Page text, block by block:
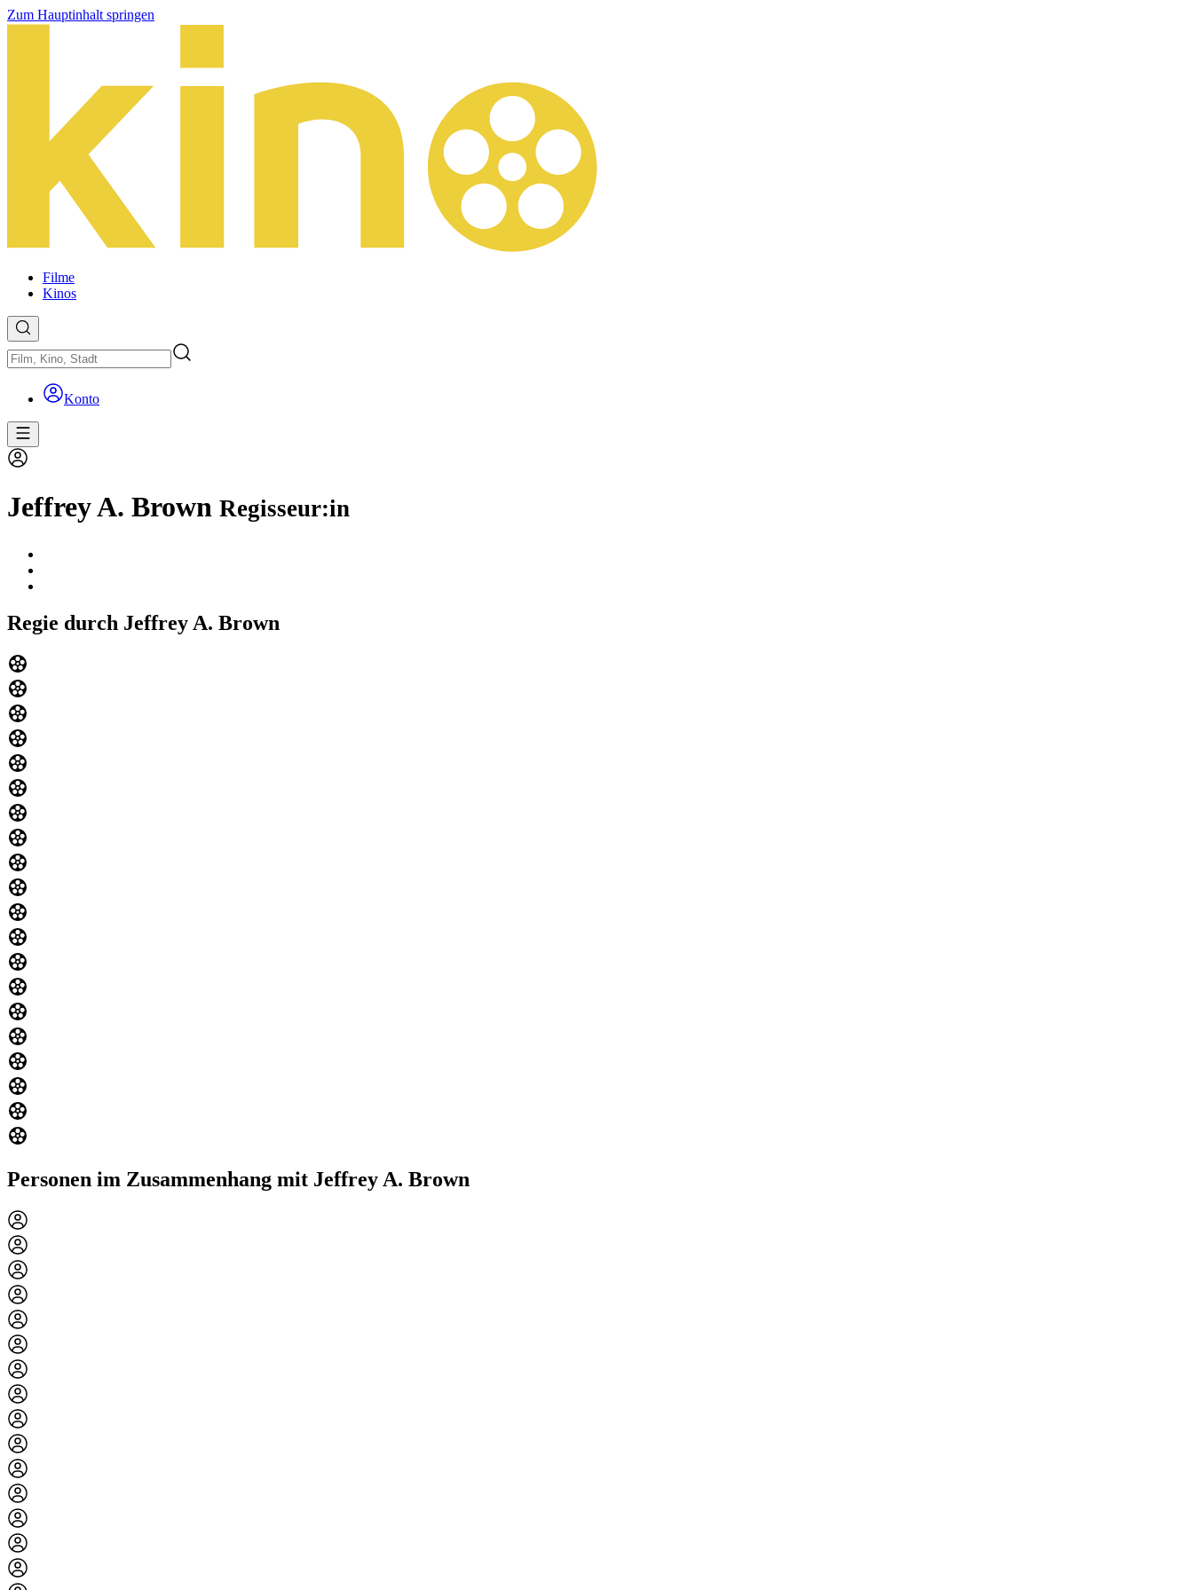
Zum Hauptinhalt springen
Filme
Kinos
Konto
Jeffrey A. Brown Regisseur:in
Regie durch Jeffrey A. Brown
Personen im Zusammenhang mit Jeffrey A. Brown